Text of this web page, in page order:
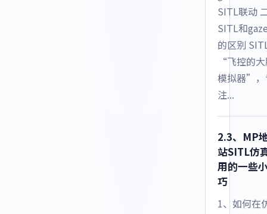
SITL联动
SITL和
的区别
“飞控的
模拟器”，
注...
2.3、MP
站SITL仿
用的一些
巧
1、如何在